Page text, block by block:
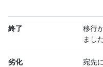
終了
移行
まし
劣化
宛先